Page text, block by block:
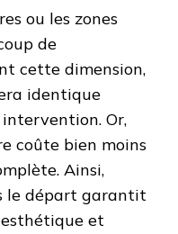
ou les zones
de
cette dimension,
identique
Or,
coûte bien moins
Ainsi,
le départ garantit
et